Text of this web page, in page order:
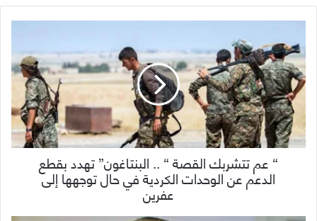
“ عم تتشربك القصة “ .. البنتاغون” تهدد بقطع
الدعم عن الوحدات الكردية في حال توجهها إلى
عفرين